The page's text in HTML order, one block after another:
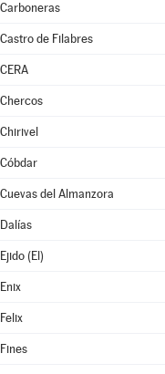
Carboneras
Castro de Filabres
CERA
Chercos
Chirivel
Cóbdar
Cuevas del Almanzora
Dalías
Ejido (El)
Enix
Felix
Fines